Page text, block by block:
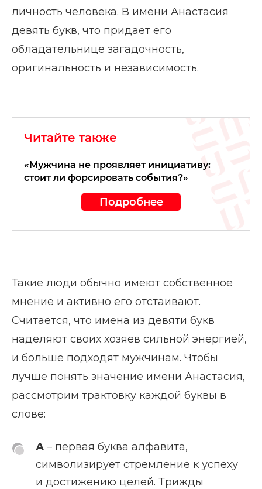
личность человека. В имени Анастасия
девять букв, что придает его
обладательнице загадочность,
оригинальность и независимость.
Читайте также
«Мужчина не проявляет инициативу:
стоит ли форсировать события?»
Подробнее
Такие люди обычно имеют собственное
мнение и активно его отстаивают.
Считается, что имена из девяти букв
наделяют своих хозяев сильной энергией,
и больше подходят мужчинам. Чтобы
лучше понять значение имени Анастасия,
рассмотрим трактовку каждой буквы в
слове:
А – первая буква алфавита,
символизирует стремление к успеху
и достижению целей. Трижды